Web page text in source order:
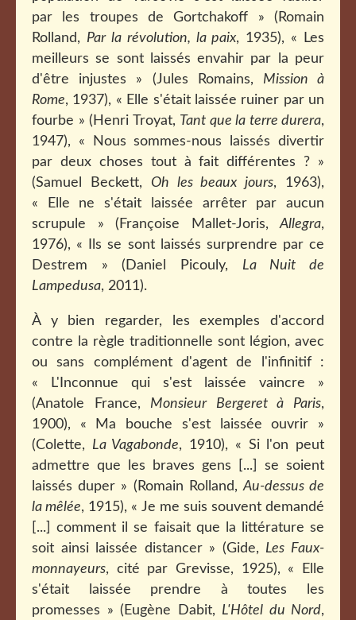
par les troupes de Gortchakoff » (Romain
Rolland, Par la révolution, la paix, 1935), « Les
meilleurs se sont laissés envahir par la peur
d'être injustes » (Jules Romains, Mission à
Rome, 1937), « Elle s'était laissée ruiner par un
fourbe » (Henri Troyat, Tant que la terre durera,
1947), « Nous sommes-nous laissés divertir
par deux choses tout à fait différentes ? »
(Samuel Beckett, Oh les beaux jours, 1963),
« Elle ne s'était laissée arrêter par aucun
scrupule » (Françoise Mallet-Joris,Allegra,
1976), « Ils se sont laissés surprendre par ce
Destrem » (Daniel Picouly, La Nuit de
Lampedusa, 2011).
À y bien regarder, les exemples d'accord
contre la règle traditionnelle sont légion, avec
ou sans complément d'agent de l'infinitif :
« L'Inconnue qui s'est laissée vaincre »
(Anatole France, Monsieur Bergeret à Paris,
1900), « Ma bouche s'est laissée ouvrir »
(Colette, La Vagabonde, 1910), « Si l'on peut
admettre que les braves gens [...] se soient
laissés duper » (Romain Rolland,Au-dessus de
la mêlée, 1915), « Je me suis souvent demandé
[...] comment il se faisait que la littérature se
soit ainsi laissée distancer » (Gide, Les Faux-
monnayeurs, cité par Grevisse, 1925), « Elle
s'était laissée prendre à toutes les
promesses » (Eugène Dabit, L'Hôtel du Nord,